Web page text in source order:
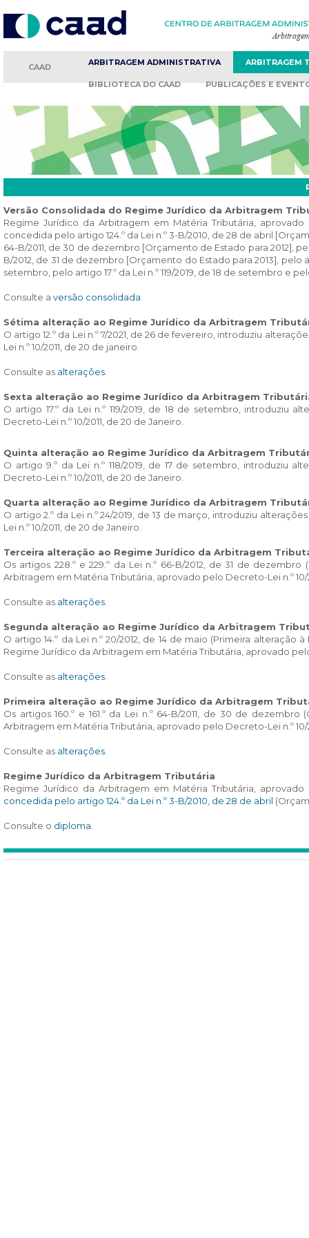
CAAD ARBITRAGEM ADMINISTRATIVA ARBITRAGEM
BIBLIOTECA DO CAAD PUBLICAÇÕES E
Versão Consolidada do Regime Jurídico da Arbitragem
Regime Jurídico da Arbitragem em Matéria Tributária,
concedida pelo artigo 124.º da Lei n.º 3-B/2010, de 28 de abril
64-B/2011, de 30 de dezembro [Orçamento de Estado para 2012],
B/2012, de 31 de dezembro [Orçamento do Estado para 2013], pelo
setembro, pelo artigo 17.º da Lei n.º 119/2019, de 18 de setembro e
Consulte a versão consolidada
Sétima alteração ao Regime Jurídico da Arbitragem
O artigo 12.º da Lei n.º 7/2021, de 26 de fevereiro, introduziu
Lei n.º 10/2011, de 20 de janeiro.
Consulte as alterações
Sexta alteração ao Regime Jurídico da Arbitragem
O artigo 17.º da Lei n.º 119/2019, de 18 de setembro,
Decreto-Lei n.º 10/2011, de 20 de Janeiro.
Quinta alteração ao Regime Jurídico da Arbitragem
O artigo 9.º da Lei n.º 118/2019, de 17 de setembro, introduziu
Decreto-Lei n.º 10/2011, de 20 de Janeiro.
Quarta alteração ao Regime Jurídico da Arbitragem
O artigo 2.º da Lei n.º 24/2019, de 13 de março, introduziu
Lei n.º 10/2011, de 20 de Janeiro.
Terceira alteração ao Regime Jurídico da Arbitragem
Os artigos 228.º e 229.º da Lei n.º 66-B/2012, de 31 de
Arbitragem em Matéria Tributária, aprovado pelo Decreto-Lei n.º 10/
Consulte as alterações
Segunda alteração ao Regime Jurídico da Arbitragem
O artigo 14.º da Lei n.º 20/2012, de 14 de maio (Primeira
Regime Jurídico da Arbitragem em Matéria Tributária, aprovado
Consulte as alterações
Primeira alteração ao Regime Jurídico da Arbitragem
Os artigos 160.º e 161.º da Lei n.º 64-B/2011, de 30 de
Arbitragem em Matéria Tributária, aprovado pelo Decreto-Lei n.º 10/
Consulte as alterações
Regime Jurídico da Arbitragem Tributária
Regime Jurídico da Arbitragem em Matéria Tributária,
concedida pelo artigo 124.º da Lei n.º 3-B/2010, de 28 de abril
Consulte o diploma